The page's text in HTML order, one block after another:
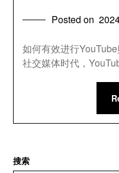
Posted on
如何有效进行
社交媒体时代，
搜索